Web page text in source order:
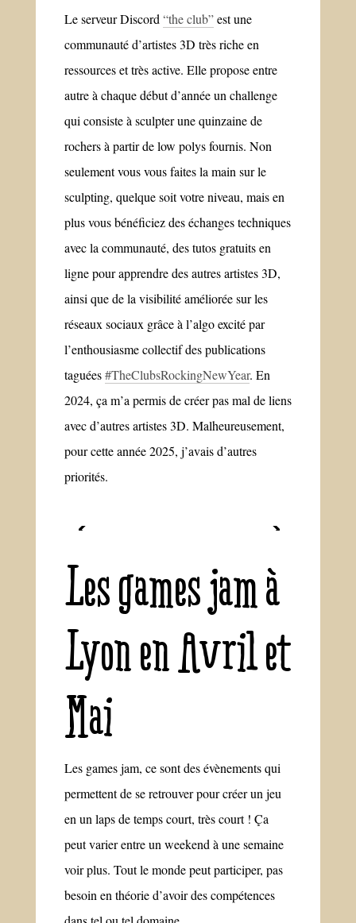
Le serveur Discord“the club”est une
communauté d’artistes 3D très riche en
ressources et très active. Elle propose entre
autre à chaque début d’année un challenge
qui consiste à sculpter une quinzaine de
rochers à partir de low polys fournis. Non
seulement vous vous faites la main sur le
sculpting, quelque soit votre niveau, mais en
plus vous bénéficiez des échanges techniques
avec la communauté, des tutos gratuits en
ligne pour apprendre des autres artistes 3D,
ainsi que de la visibilité améliorée sur les
réseaux sociaux grâce à l’algo excité par
l’enthousiasme collectif des publications
taguées#TheClubsRockingNewYear. En
2024, ça m’a permis de créer pas mal de liens
avec d’autres artistes 3D. Malheureusement,
pour cette année 2025, j’avais d’autres
priorités.
Les games jam à
Lyon en Avril et
Mai
Les games jam, ce sont des évènements qui
permettent de se retrouver pour créer un jeu
en un laps de temps court, très court ! Ça
peut varier entre un weekend à une semaine
voir plus. Tout le monde peut participer, pas
besoin en théorie d’avoir des compétences